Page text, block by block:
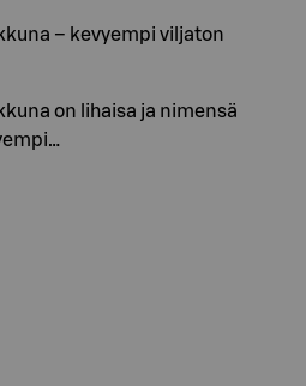
– kevyempi viljaton
on lihaisa ja nimensä